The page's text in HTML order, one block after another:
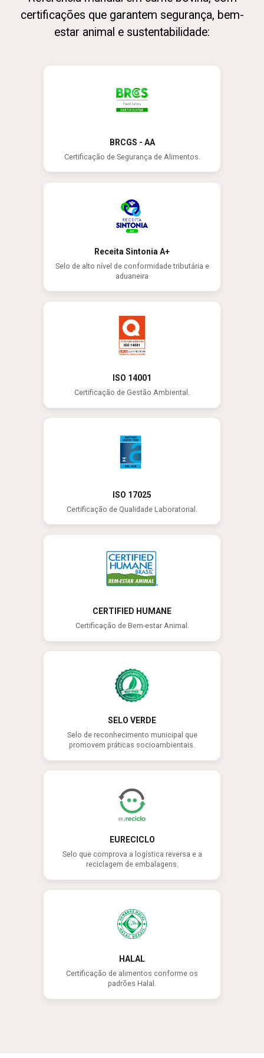
certificações que garantem segurança, bem-
estar animal e sustentabilidade:
BRCGS - AA
Certificação de Segurança de Alimentos.
Receita Sintonia A+
Selo de alto nível de conformidade tributária e
aduaneira
ISO 14001
Certificação de Gestão Ambiental.
ISO 17025
Certificação de Qualidade Laboratorial.
CERTIFIED HUMANE
Certificação de Bem-estar Animal.
SELO VERDE
Selo de reconhecimento municipal que
promovem práticas socioambientais.
EURECICLO
Selo que comprova a logística reversa e a
reciclagem de embalagens.
HALAL
Certificação de alimentos conforme os
padrões Halal.